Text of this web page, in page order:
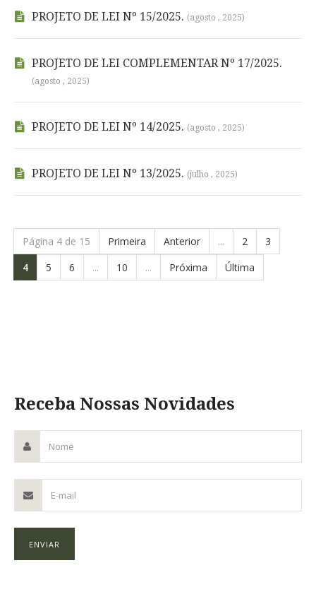
PROJETO DE LEI Nº 15/2025. (agosto , 2025)
PROJETO DE LEI COMPLEMENTAR Nº 17/2025.
(agosto , 2025)
PROJETO DE LEI Nº 14/2025. (agosto , 2025)
PROJETO DE LEI Nº 13/2025. (julho , 2025)
Página 4 de 15 Primeira Anterior ... 2
3
4
5 6 ... 10 ... Próxima Última
Receba Nossas Novidades